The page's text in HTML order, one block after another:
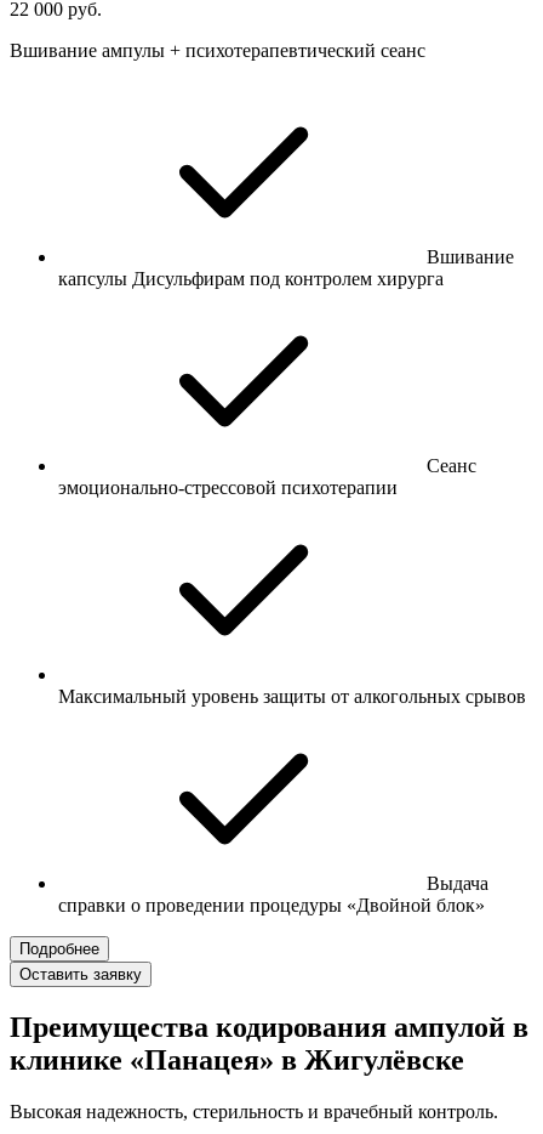
22 000 руб.
Вшивание ампулы + психотерапевтический сеанс
Вшивание
капсулы Дисульфирам под контролем хирурга
Сеанс
эмоционально-стрессовой психотерапии
Максимальный уровень защиты от алкогольных срывов
Выдача
справки о проведении процедуры «Двойной блок»
Подробнее
Оставить заявку
Преимущества кодирования ампулой в
клинике «Панацея» в Жигулёвске
Высокая надежность, стерильность и врачебный контроль.